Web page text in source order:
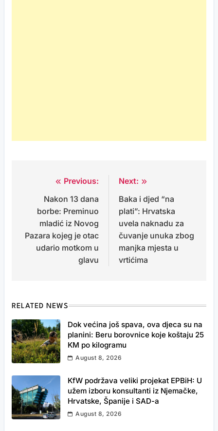
navigation
Previous:
Nakon 13 dana
borbe: Preminuo
mladić iz Novog
Pazara kojeg je otac
udario motkom u
glavu
Next:
Baka i djed “na
plati”: Hrvatska
uvela naknadu za
čuvanje unuka zbog
manjka mjesta u
vrtićima
RELATED NEWS
Dok većina još spava, ova djeca su na
planini: Beru borovnice koje koštaju 25
KM po kilogramu
August 8, 2026
KfW podržava veliki projekat EPBiH: U
užem izboru konsultanti iz Njemačke,
Hrvatske, Španije i SAD-a
August 8, 2026